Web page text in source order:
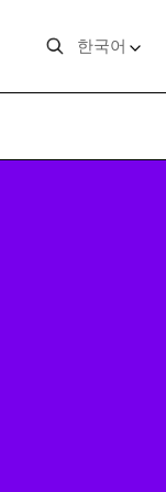
한국어
STO5